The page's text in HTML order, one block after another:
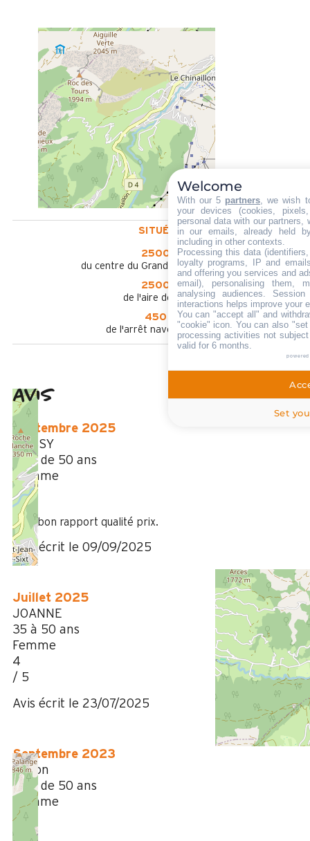
SITUÉ À :
2500 m
du centre du Grand-Bornand Village
2500 m
de l'aire de loisirs
450 m
de l'arrêt navette en été
Avis
4,25(4 avis
Septembre 2025
MASSY
Plus de 50 ans
Homme
5
/ 5
Très bon rapport qualité prix.
Avis écrit le 09/09/2025
Juillet 2025
JOANNE
35 à 50 ans
Femme
4
/ 5
Avis écrit le 23/07/2025
Septembre 2023
Simon
Plus de 50 ans
Homme
4
/ 5
Welcome
With our 5 partners, we wish
your devices (cookies,
personal data with our partners,
in our emails, already held
including in other contexts.
Processing this data
loyalty programs, IP and
and offering you services and
email), personalising them,
analysing audiences.
interactions helps improve your
You can "accept all" and
"cookie" icon. You can also
processing activities not
valid for 6 months.
Set